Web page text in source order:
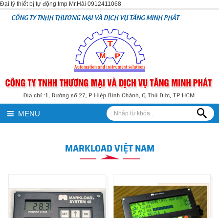
Đại lý thiết bị tự động tmp Mr.Hải 0912411068
CÔNG TY TNHH THƯƠNG MẠI VÀ DỊCH VỤ TĂNG MINH PHÁT
MENU
MARKLOAD VIỆT NAM